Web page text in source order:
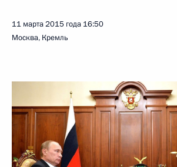
11 марта 2015 года 16:50
Москва, Кремль